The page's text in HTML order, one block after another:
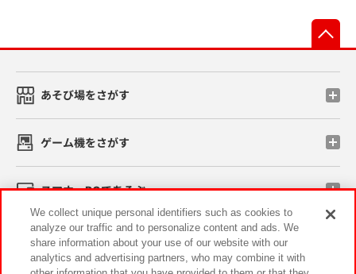
あそび場をさがす
ゲーム機をさがす
スマホ・PCであそぶ
イベント・キャンペーン
We collect unique personal identifiers such as cookies to
analyze our traffic and to personalize content and ads. We
share information about your use of our website with our
analytics and advertising partners, who may combine it with